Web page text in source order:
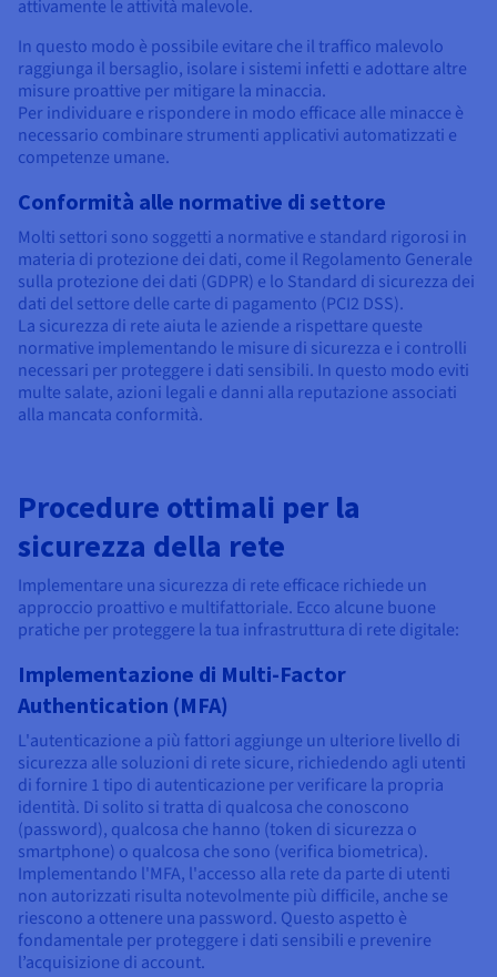
attivamente le attività malevole.
In questo modo è possibile evitare che il traffico malevolo
raggiunga il bersaglio, isolare i sistemi infetti e adottare altre
misure proattive per mitigare la minaccia.
Per individuare e rispondere in modo efficace alle minacce è
necessario combinare strumenti applicativi automatizzati e
competenze umane.
Conformità alle normative di settore
Molti settori sono soggetti a normative e standard rigorosi in
materia di protezione dei dati, come il Regolamento Generale
sulla protezione dei dati (GDPR) e lo Standard di sicurezza dei
dati del settore delle carte di pagamento (PCI2 DSS).
La sicurezza di rete aiuta le aziende a rispettare queste
normative implementando le misure di sicurezza e i controlli
necessari per proteggere i dati sensibili. In questo modo eviti
multe salate, azioni legali e danni alla reputazione associati
alla mancata conformità.
Procedure ottimali per la
sicurezza della rete
Implementare una sicurezza di rete efficace richiede un
approccio proattivo e multifattoriale. Ecco alcune buone
pratiche per proteggere la tua infrastruttura di rete digitale:
Implementazione di Multi-Factor
Authentication (MFA)
L'autenticazione a più fattori aggiunge un ulteriore livello di
sicurezza alle soluzioni di rete sicure, richiedendo agli utenti
di fornire 1 tipo di autenticazione per verificare la propria
identità. Di solito si tratta di qualcosa che conoscono
(password), qualcosa che hanno (token di sicurezza o
smartphone) o qualcosa che sono (verifica biometrica).
Implementando l'MFA, l'accesso alla rete da parte di utenti
non autorizzati risulta notevolmente più difficile, anche se
riescono a ottenere una password. Questo aspetto è
fondamentale per proteggere i dati sensibili e prevenire
l’acquisizione di account.